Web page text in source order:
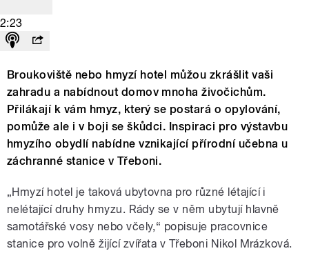
2:23
Broukoviště nebo hmyzí hotel můžou zkrášlit vaši
zahradu a nabídnout domov mnoha živočichům.
Přilákají k vám hmyz, který se postará o opylování,
pomůže ale i v boji se škůdci. Inspiraci pro výstavbu
hmyzího obydlí nabídne vznikající přírodní učebna u
záchranné stanice v Třeboni.
„Hmyzí hotel je taková ubytovna pro různé létající i
nelétající druhy hmyzu. Rády se v něm ubytují hlavně
samotářské vosy nebo včely,“ popisuje pracovnice
stanice pro volně žijící zvířata v Třeboni Nikol Mrázková.